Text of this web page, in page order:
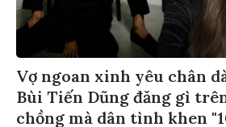
Vợ ngoan xinh yêu chân
Bùi Tiến Dũng đăng gì
chồng mà dân tình khen